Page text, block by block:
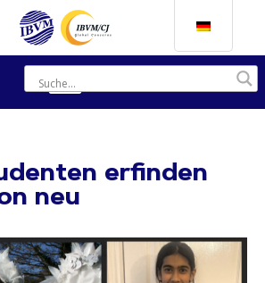
erfinden
neu